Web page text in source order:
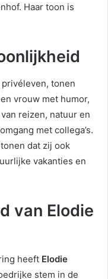
Haar toon is
tonen
vrouw met humor,
reizen, natuur en
met collega’s.
dat zij ook
vakanties en
van Elodie
heeft Elodie
stem in de